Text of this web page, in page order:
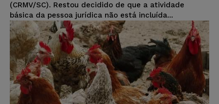
(CRMV/SC). Restou decidido de que a atividade
básica da pessoa jurídica não está incluída...